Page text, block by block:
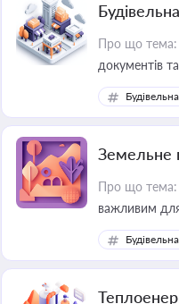
Про що тема:
документів
Земельне
Про що тема:
важливим
ресурсами